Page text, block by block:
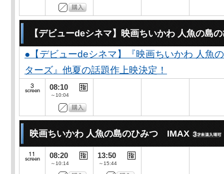
【デビューdeシネマ】映画ちいかわ 人魚の島
●【デビューdeシネマ】『映画ちいかわ 人魚
ターズ』他夏の話題作上映決定！
08:10
～10:04
映画ちいかわ 人魚の島のひみつ IMAX
08:20
～10:14
13:50
～15:44